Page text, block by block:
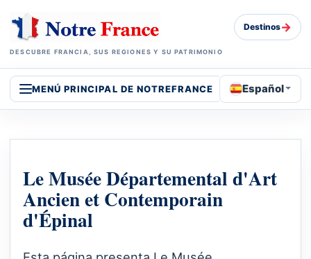
DESCUBRE FRANCIA, SUS REGIONES Y SU PATRIMONIO
Destinos→
MENÚ PRINCIPAL DE NOTREFRANCE Español
Le Musée Départemental d'Art
Ancien et Contemporain
d'Épinal